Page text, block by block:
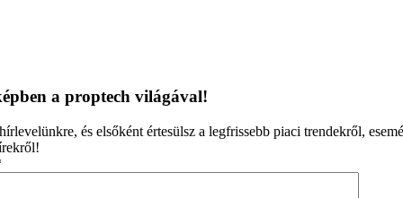
a proptech világával!
és elsőként értesülsz a legfrissebb piaci trendekről,